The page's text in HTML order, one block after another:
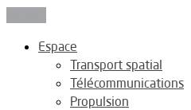
Espace
Transport spatial
Télécommunications
Propulsion